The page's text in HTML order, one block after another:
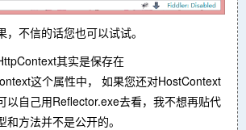
不信的话您也可以试试。
其实是保存在
这个属性中， 如果您还对HostContext
以自己用Reflector.exe去看，我不想再贴代
方法并不是公开的。